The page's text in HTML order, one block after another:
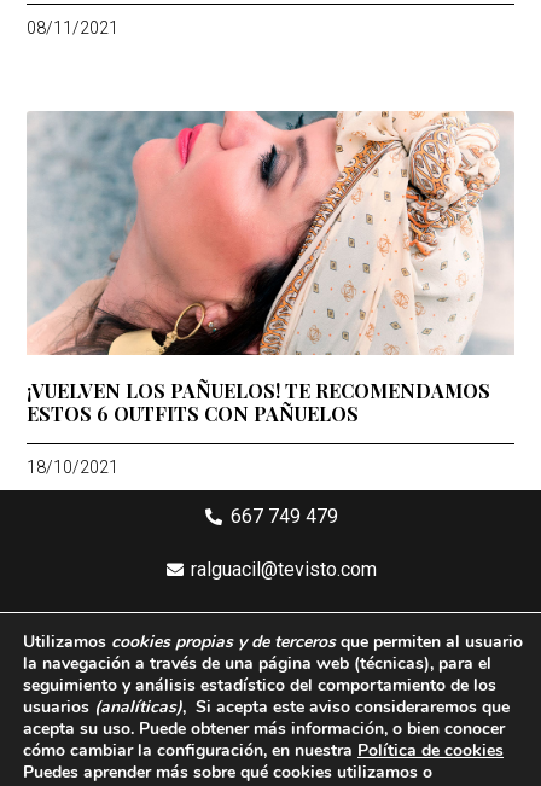
08/11/2021
¡VUELVEN LOS PAÑUELOS! TE RECOMENDAMOS
ESTOS 6 OUTFITS CON PAÑUELOS
18/10/2021
667 749 479
ralguacil@tevisto.com
Aviso legal
Política de privacidad
Política de cookies
Utilizamos cookies propias y de tercerosque permiten al usuario
la navegación a través de una página web (técnicas), para el
seguimiento y análisis estadístico del comportamiento de los
usuarios (analíticas), Si acepta este aviso consideraremos que
acepta su uso. Puede obtener más información, o bien conocer
cómo cambiar la configuración, en nuestra Política de cookies
Puedes aprender más sobre qué cookies utilizamos o